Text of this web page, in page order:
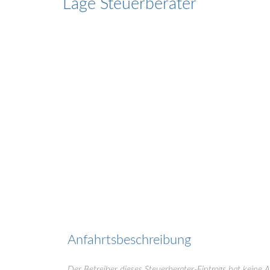
Lage Steuerberater
Anfahrtsbeschreibung